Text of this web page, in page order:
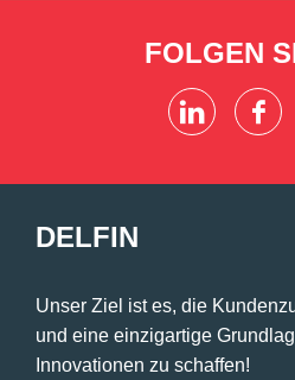
FOLGEN
DELFIN
Unser Ziel ist es, die
und eine einzigartige
Innovationen zu schaffen!